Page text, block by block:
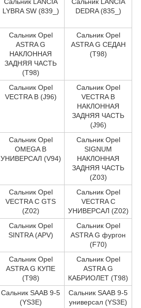
LYBRA SW (839_)
DEDRA (835_)
Сальник Opel
ASTRA G
НАКЛОННАЯ
ЗАДНЯЯ ЧАСТЬ
(T98)
Сальник Opel
ASTRA G СЕДАН
(T98)
Сальник Opel
VECTRA B (J96)
Сальник Opel
VECTRA B
НАКЛОННАЯ
ЗАДНЯЯ ЧАСТЬ
(J96)
Сальник Opel
OMEGA B
УНИВЕРСАЛ (V94)
Сальник Opel
SIGNUM
НАКЛОННАЯ
ЗАДНЯЯ ЧАСТЬ
(Z03)
Сальник Opel
VECTRA C GTS
(Z02)
Сальник Opel
VECTRA C
УНИВЕРСАЛ (Z02)
Сальник Opel
SINTRA (APV)
Сальник Opel
ASTRA G фургон
(F70)
Сальник Opel
ASTRA G КУПЕ
(T98)
Сальник Opel
ASTRA G
КАБРИОЛЕТ (T98)
Сальник SAAB 9-5
(YS3E)
Сальник SAAB 9-5
универсал (YS3E)